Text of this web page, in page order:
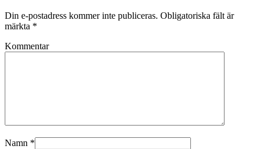
Din e-postadress kommer inte publiceras. Obligatoriska fält är
märkta *
Kommentar
Namn *